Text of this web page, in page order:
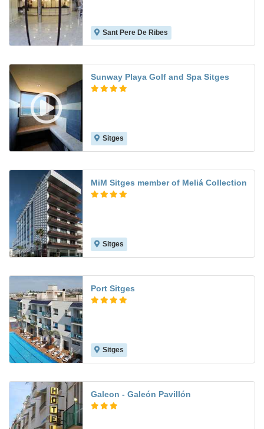
Sant Pere De Ribes
Sunway Playa Golf and Spa Sitges
Sitges
MiM Sitges member of Meliá Collection
Sitges
Port Sitges
Sitges
Galeon - Galeón Pavillón